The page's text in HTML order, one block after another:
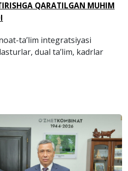
QARATILGAN MUHIM
ta’lim integratsiyasi
dual ta’lim, kadrlar